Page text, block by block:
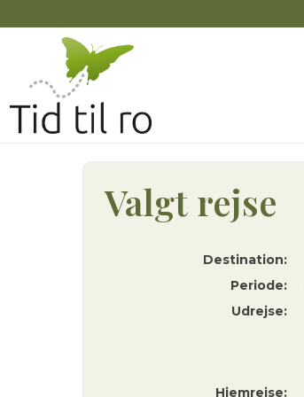
Valgt rejse
Destination:
Periode:
Udrejse:
Hjemrejse: